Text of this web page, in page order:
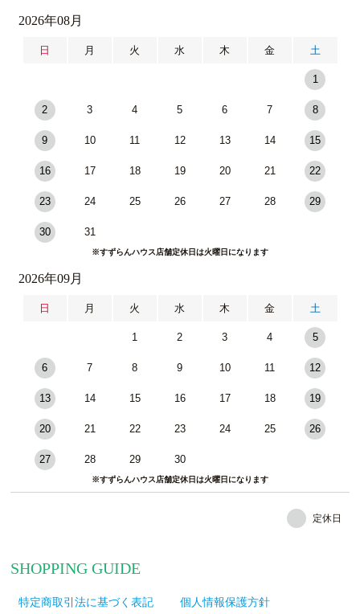
2026年08月
日 月 火 水 木 金 土
1
2 3 4 5 6 7 8
9 10 11 12 13 14 15
16 17 18 19 20 21 22
23 24 25 26 27 28 29
30 31
※すずらんハウス店舗定休日は火曜日になります
2026年09月
日 月 火 水 木 金 土
1 2 3 4 5
6 7 8 9 10 11 12
13 14 15 16 17 18 19
20 21 22 23 24 25 26
27 28 29 30
※すずらんハウス店舗定休日は火曜日になります
定休日
SHOPPING GUIDE
特定商取引法に基づく表記 個人情報保護方針